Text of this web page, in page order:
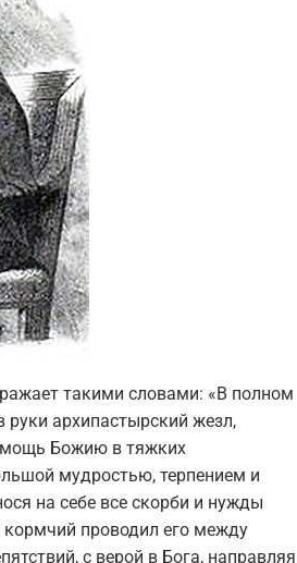
такими словами: «В полном
руки архипастырский жезл,
Божию в тяжких
мудростью, терпением и
на себе все скорби и нужды
проводил его между
с верой в Бога, направляя